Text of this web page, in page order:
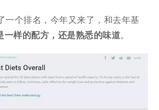
一个排名，今年又来了，和去年基
一样的配方，还是熟悉的味道。